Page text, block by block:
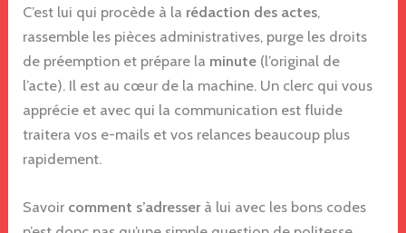
C’est lui qui procède à la rédaction des actes,
rassemble les pièces administratives, purge les droits
de préemption et prépare la minute (l’original de
l’acte). Il est au cœur de la machine. Un clerc qui vous
apprécie et avec qui la communication est fluide
traitera vos e-mails et vos relances beaucoup plus
rapidement.
Savoir comment s’adresserà lui avec les bons codes